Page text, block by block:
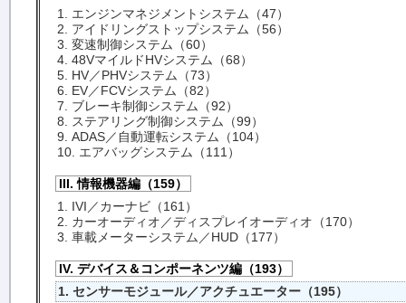
1. エンジンマネジメントシステム（47）
2. アイドリングストップシステム（56）
3. 変速制御システム（60）
4. 48VマイルドHVシステム（68）
5. HV／PHVシステム（73）
6. EV／FCVシステム（82）
7. ブレーキ制御システム（92）
8. ステアリング制御システム（99）
9. ADAS／自動運転システム（104）
10. エアバッグシステム（111）
III. 情報機器編（159）
1. IVI／カーナビ（161）
2. カーオーディオ／ディスプレイオーディオ（170）
3. 車載メーターシステム／HUD（177）
IV. デバイス＆コンポーネンツ編（193）
1. センサーモジュール／アクチュエーター（195）